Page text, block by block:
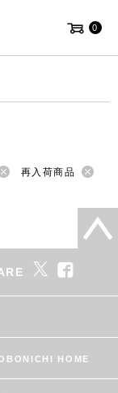
0
再入荷商品
HOME